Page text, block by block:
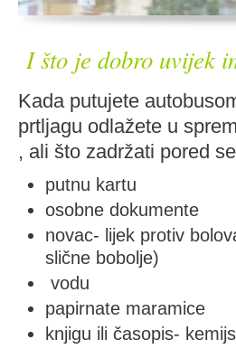
I što je dobro uvijek
Kada putujete
prtljagu odlažete u
, ali što zadržati pored
putnu kartu
osobne dokumente
novac- lijek protiv
slične bobolje)
vodu
papirnate maramice
knjigu ili časopis-